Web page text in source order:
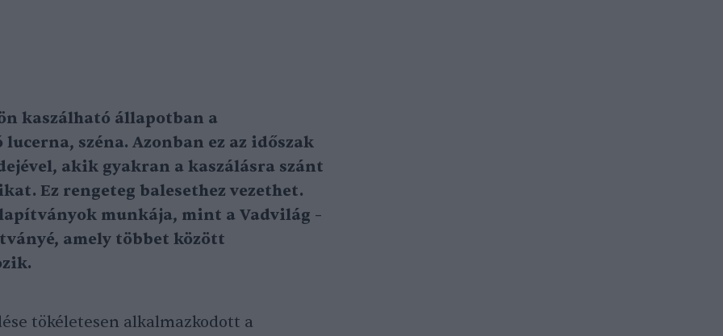
kaszálható állapotban a
széna. Azonban ez az időszak
akik gyakran a kaszálásra szánt
Ez rengeteg balesethez vezethet.
munkája, mint a Vadvilág –
amely többet között
tökéletesen alkalmazkodott a